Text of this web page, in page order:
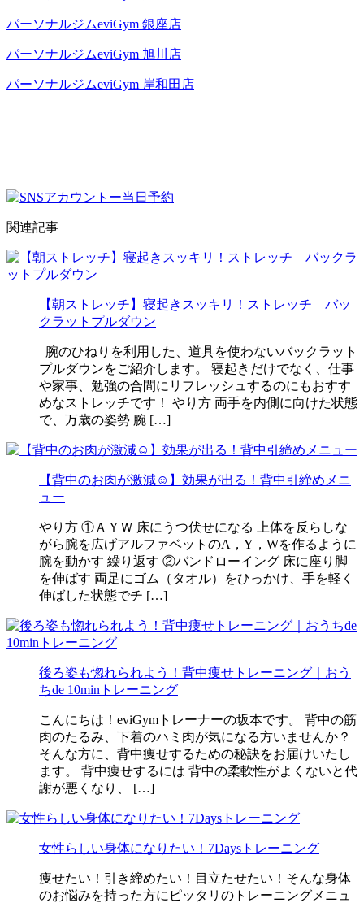
パーソナルジムeviGym 銀座店
パーソナルジムeviGym 旭川店
パーソナルジムeviGym 岸和田店
関連記事
【朝ストレッチ】寝起きスッキリ！ストレッチ バッ
クラットプルダウン
腕のひねりを利用した、道具を使わないバックラット
プルダウンをご紹介します。 寝起きだけでなく、仕事
や家事、勉強の合間にリフレッシュするのにもおすす
めなストレッチです！ やり方 両手を内側に向けた状態
で、万歳の姿勢 腕 […]
【背中のお肉が激減☺】効果が出る！背中引締めメニ
ュー
やり方 ①ＡＹＷ 床にうつ伏せになる 上体を反らしな
がら腕を広げアルファベットのA，Y，Wを作るように
腕を動かす 繰り返す ②バンドローイング 床に座り脚
を伸ばす 両足にゴム（タオル）をひっかけ、手を軽く
伸ばした状態でチ […]
後ろ姿も惚れられよう！背中痩せトレーニング｜おう
ちde 10minトレーニング
こんにちは！eviGymトレーナーの坂本です。 背中の筋
肉のたるみ、下着のハミ肉が気になる方いませんか？
そんな方に、背中痩せするための秘訣をお届けいたし
ます。 背中痩せするには 背中の柔軟性がよくないと代
謝が悪くなり、 […]
女性らしい身体になりたい！7Daysトレーニング
痩せたい！引き締めたい！目立たせたい！そんな身体
のお悩みを持った方にピッタリのトレーニングメニュ